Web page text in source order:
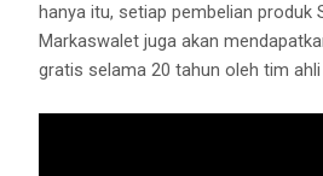
hanya itu, setiap pembelian produk
Markaswalet juga akan
gratis selama 20 tahun oleh tim